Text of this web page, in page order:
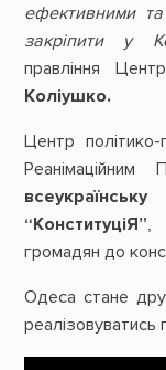
ефективними та
закріпити у
правління
Коліушко.
Центр
“КонституціЯ”,
громадян до
Одеса стане
реалізовуватись